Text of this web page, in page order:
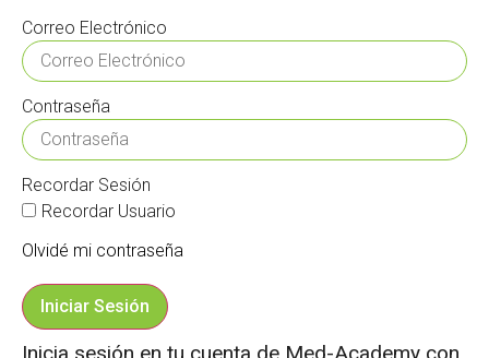
Correo Electrónico
Contraseña
Recordar Sesión
Recordar Usuario
Olvidé mi contraseña
Iniciar Sesión
Inicia sesión en tu cuenta de Med-Academy con